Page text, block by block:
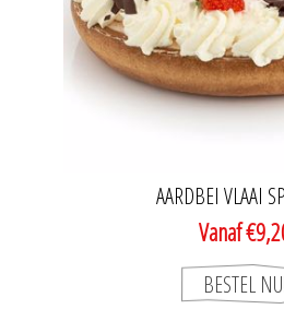
AARDBEI VLAAI
Vanaf